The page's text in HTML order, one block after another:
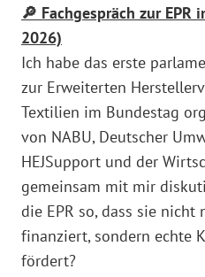
🔎 Fachgespräch zur EPR
2026)
Ich habe das erste
zur Erweiterten
Textilien im Bundestag
von NABU, Deutscher
HEJSupport und der
gemeinsam mit mir
die EPR so, dass sie nicht
finanziert, sondern echte
fördert?